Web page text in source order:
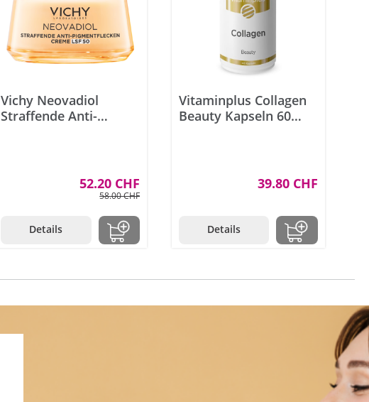
Vichy Neovadiol
Straffende Anti-
52.20 CHF
58.00 CHF
Details
Vitaminplus Collagen
Beauty Kapseln 60
39.80 CHF
Details